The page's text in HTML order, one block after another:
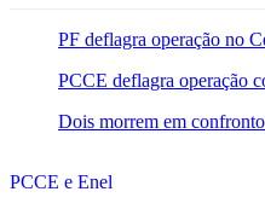
PF deflagra operação no
PCCE deflagra operação
Dois morrem em
PCCE e Enel